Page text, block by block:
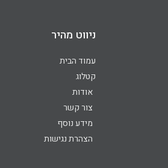
ניווט מהיר
עמוד הבית
קטלוג
אודות
צור קשר
מידע נוסף
הצהרת נגישות